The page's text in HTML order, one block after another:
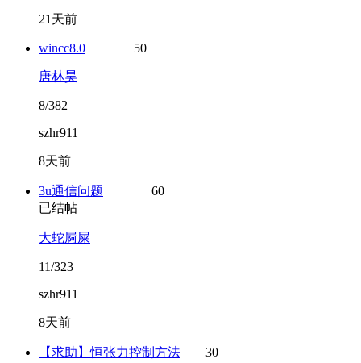
21天前
wincc8.0 50
唐林昊
8/382
szhr911
8天前
3u通信问题
60
已结帖
大蛇屙屎
11/323
szhr911
8天前
【求助】恒张力控制方法 30